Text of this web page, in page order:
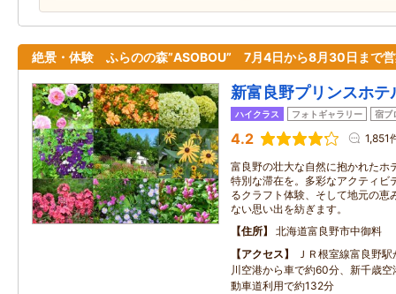
絶景・体験 ふらのの森”ASOBOU” 7月4日から8月30日まで
新富良野プリンスホテ
ハイクラス フォトギャラリー 宿ブ
4.2 1,851
富良野の壮大な自然に抱かれたホ
特別な滞在を。多彩なアクティビ
るクラフト体験、そして地元の恵
ない思い出を紡ぎます。
住所
北海道富良野市中御料
アクセス
ＪＲ根室線富良野
川空港から車で約60分、新千歳
動車道利用で約132分